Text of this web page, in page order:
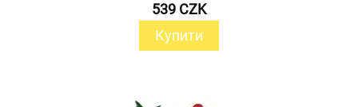
539 CZK
Купити